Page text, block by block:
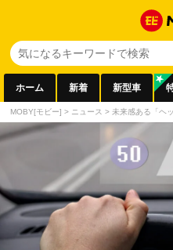
ホーム 新着 新型車
MOBY[モビー] > ニュース > 未来感ある「ヘ